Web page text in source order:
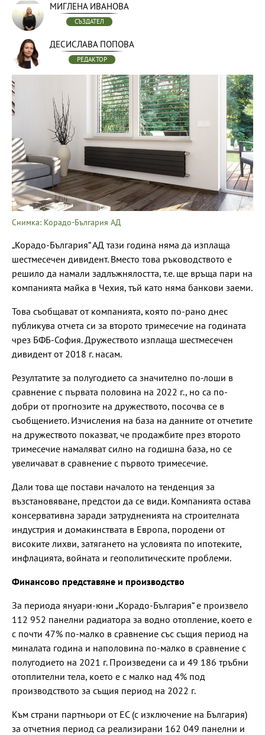
МИГЛЕНА ИВАНОВА
СЪЗДАТЕЛ
ДЕСИСЛАВА ПОПОВА
РЕДАКТОР
Снимка: Корадо-България АД
„Корадо-България“ АД тази година няма да изплаща
шестмесечен дивидент. Вместо това ръководството е
решило да намали задлъжнялостта, т.е. ще връща пари на
компанията майка в Чехия, тъй като няма банкови заеми.
Това съобщават от компанията, която по-рано днес
публикува отчета си за второто тримесечие на годината
чрез БФБ-София. Дружеството изплаща шестмесечен
дивидент от 2018 г. насам.
Резултатите за полугодието са значително по-лоши в
сравнение с първата половина на 2022 г., но са по-
добри от прогнозите на дружеството, посочва се в
съобщението. Изчисления на база на данните от отчетите
на дружеството показват, че продажбите през второто
тримесечие намаляват силно на годишна база, но се
увеличават в сравнение с първото тримесечие.
Дали това ще постави началото на тенденция за
възстановяване, предстои да се види. Компанията остава
консервативна заради затрудненията на строителната
индустрия и домакинствата в Европа, породени от
високите лихви, затягането на условията по ипотеките,
инфлацията, войната и геополитическите проблеми.
Финансово представяне и производство
За периода януари-юни „Корадо-България“ е произвело
112 952 панелни радиатора за водно отопление, което е
с почти 47% по-малко в сравнение със същия период на
миналата година и наполовина по-малко в сравнение с
полугодието на 2021 г. Произведени са и 49 186 тръбни
отоплителни тела, което е с малко над 4% под
производството за същия период на 2022 г.
Към страни партньори от ЕС (с изключение на България)
за отчетния период са реализирани 162 049 панелни и